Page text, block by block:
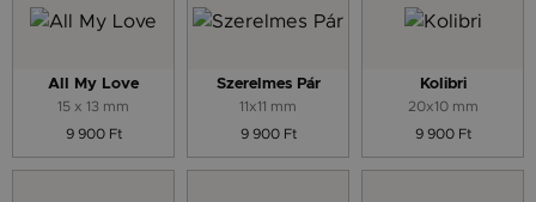
All My Love
15 x 13 mm
9 900 Ft
Szerelmes Pár
11x11 mm
9 900 Ft
Kolibri
20x10 mm
9 900 Ft